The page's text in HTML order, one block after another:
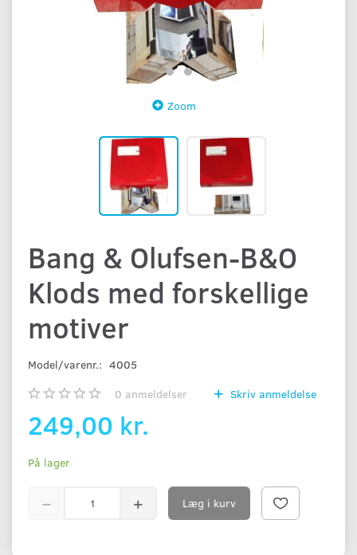
Zoom
Bang & Olufsen-B&O
Klods med forskellige
motiver
Model/varenr.: 4005
0 anmeldelser Skriv anmeldelse
249,00 kr.
På lager
Læg i kurv